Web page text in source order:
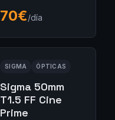
70€/día
SIGMA ÓPTICAS
Sigma 50mm
T1.5 FF Cine
Prime